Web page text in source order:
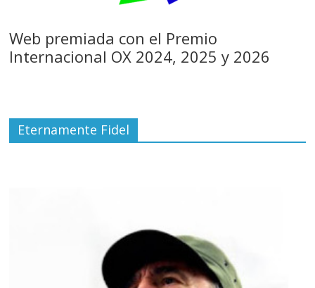
Web premiada con el Premio
Internacional OX 2024, 2025 y 2026
Eternamente Fidel